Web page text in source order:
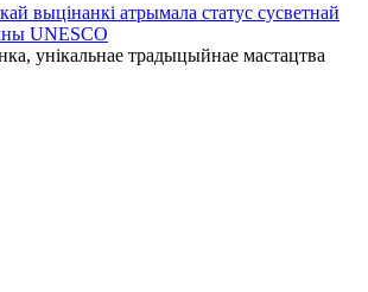
выцінанкі атрымала статус сусветнай
UNESCO
унікальнае традыцыйнае мастацтва